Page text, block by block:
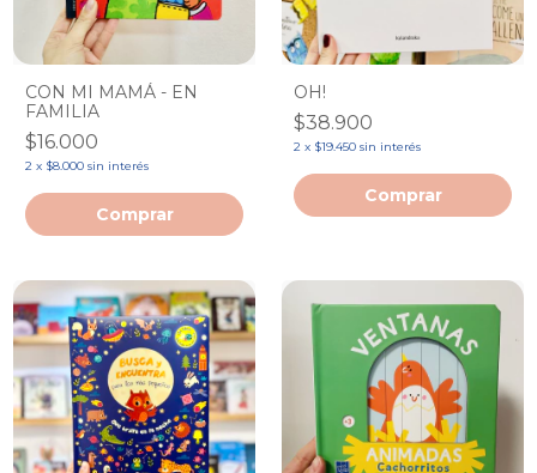
CON MI MAMÁ - EN
FAMILIA
$16.000
2 x $8.000 sin interés
OH!
$38.900
2 x $19.450 sin interés